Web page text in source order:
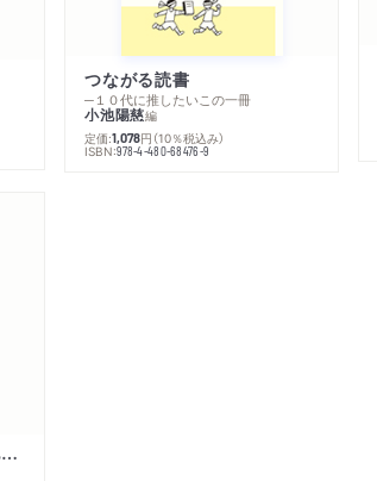
つながる読書
─１０代に推したいこの一冊
小池陽慈編
定価:1,078円 （10％税込み）
ISBN:978-4-480-68476-9
７日でできるキャラクター創作入門